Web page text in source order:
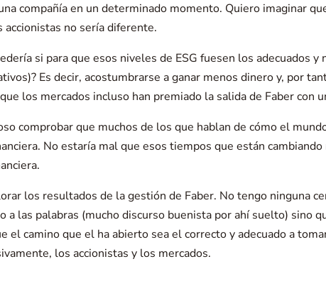
compañía en un determinado momento. Quiero imaginar
no sería diferente.
si para que esos niveles de ESG fuesen los adecuados
Es decir, acostumbrarse a ganar menos dinero y, por
los mercados incluso han premiado la salida de Faber con
comprobar que muchos de los que hablan de cómo el
No estaría mal que esos tiempos que están
los resultados de la gestión de Faber. No tengo ninguna
las palabras (mucho discurso buenista por ahí suelto) sino
camino que el ha abierto sea el correcto y adecuado a
los accionistas y los mercados.